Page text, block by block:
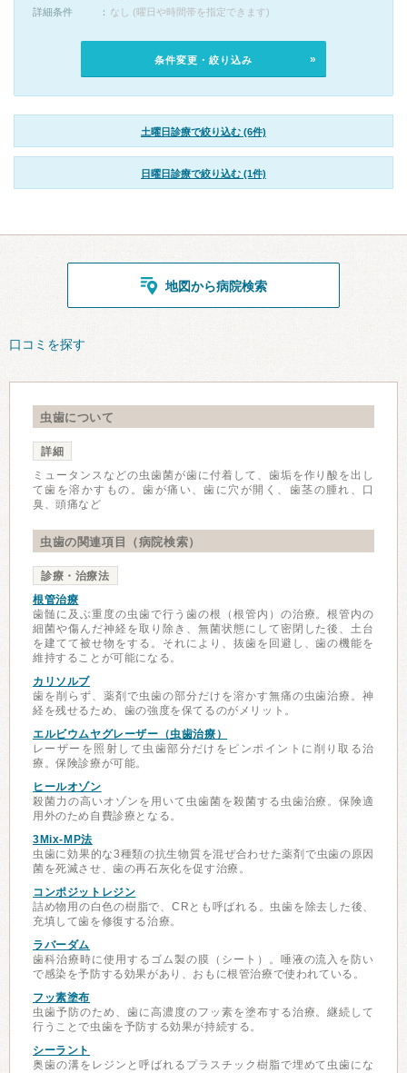
詳細条件
なし (曜日や時間帯を指定できます)
条件変更・絞り込み
土曜日診療で絞り込む (6件)
日曜日診療で絞り込む (1件)
地図から病院検索
口コミを探す
虫歯について
詳細
ミュータンスなどの虫歯菌が歯に付着して、歯垢を作り酸を出し
て歯を溶かすもの。歯が痛い、歯に穴が開く、歯茎の腫れ、口
臭、頭痛など
虫歯の関連項目（病院検索）
診療・治療法
根管治療
歯髄に及ぶ重度の虫歯で行う歯の根（根管内）の治療。根管内の
細菌や傷んだ神経を取り除き、無菌状態にして密閉した後、土台
を建てて被せ物をする。それにより、抜歯を回避し、歯の機能を
維持することが可能になる。
カリソルブ
歯を削らず、薬剤で虫歯の部分だけを溶かす無痛の虫歯治療。神
経を残せるため、歯の強度を保てるのがメリット。
エルビウムヤグレーザー（虫歯治療）
レーザーを照射して虫歯部分だけをピンポイントに削り取る治
療。保険診療が可能。
ヒールオゾン
殺菌力の高いオゾンを用いて虫歯菌を殺菌する虫歯治療。保険適
用外のため自費診療となる。
3Mix-MP法
虫歯に効果的な3種類の抗生物質を混ぜ合わせた薬剤で虫歯の原因
菌を死滅させ、歯の再石灰化を促す治療。
コンポジットレジン
詰め物用の白色の樹脂で、CRとも呼ばれる。虫歯を除去した後、
充填して歯を修復する治療。
ラバーダム
歯科治療時に使用するゴム製の膜（シート）。唾液の流入を防い
で感染を予防する効果があり、おもに根管治療で使われている。
フッ素塗布
虫歯予防のため、歯に高濃度のフッ素を塗布する治療。継続して
行うことで虫歯を予防する効果が持続する。
シーラント
奥歯の溝をレジンと呼ばれるプラスチック樹脂で埋めて虫歯にな